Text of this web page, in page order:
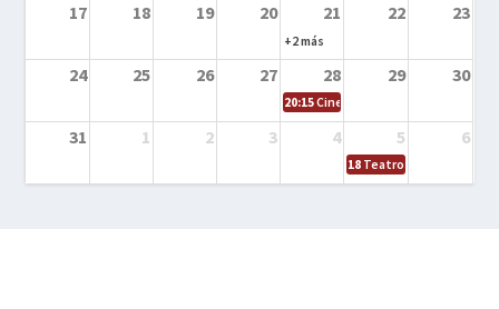
17 18 19 20 21 22 23
+2 más
24 25 26 27 28 29 30
20:15Cine en el calle – Tintín y el
31 1 2 3 4 5 6
18 Teatro – Tres